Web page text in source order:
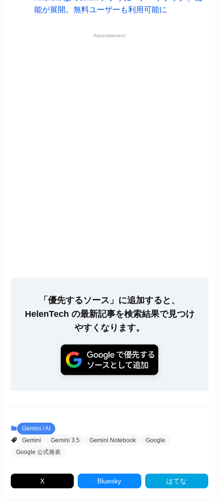
能が展開。無料ユーザーも利用可能に
Advertisement
「優先するソース」に追加すると、
HelenTech の最新記事を検索結果で見つけ
やすくなります。
Gemini / AI
Gemini
Gemini 3.5 Gemini Notebook
Google
Google 公式発表
X Bluesky はてな